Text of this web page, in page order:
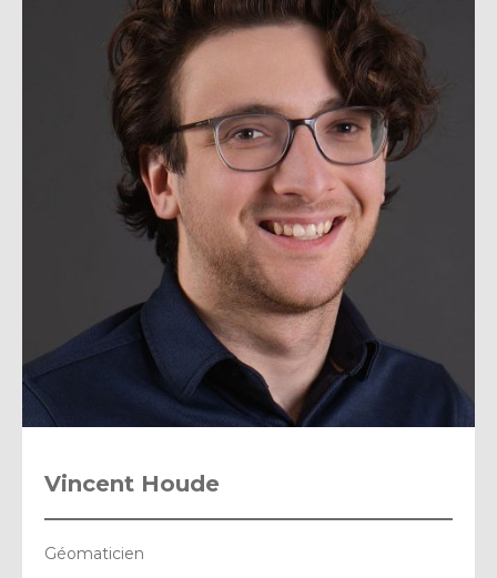
Vincent Houde
Géomaticien